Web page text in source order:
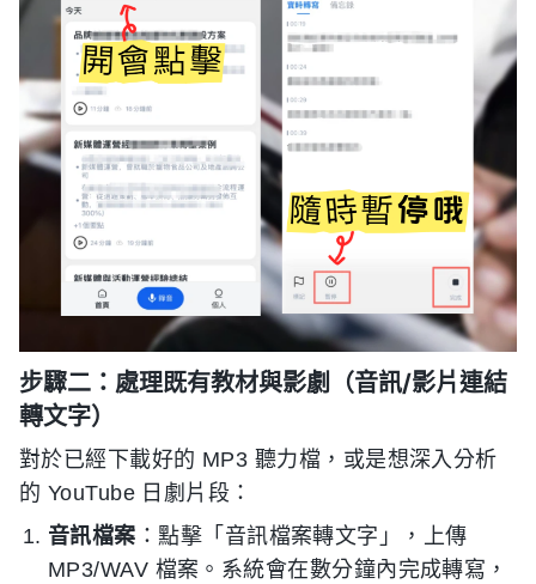
步驟二：處理既有教材與影劇（音訊/影片連結
轉文字）
對於已經下載好的 MP3 聽力檔，或是想深入分析
的 YouTube 日劇片段：
音訊檔案 ：點擊「音訊檔案轉文字」，上傳
MP3/WAV 檔案。系統會在數分鐘內完成轉寫，